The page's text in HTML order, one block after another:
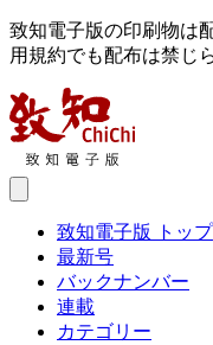
致知電子版の印刷物は
用規約でも配布は禁じ
致知電子版 トップ
最新号
バックナンバー
連載
カテゴリー